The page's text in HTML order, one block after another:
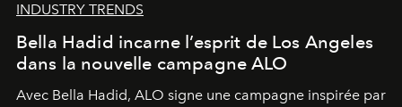
INDUSTRY TRENDS
Bella Hadid incarne l’esprit de Los Angeles
dans la nouvelle campagne ALO
Avec Bella Hadid, ALO signe une campagne inspirée par